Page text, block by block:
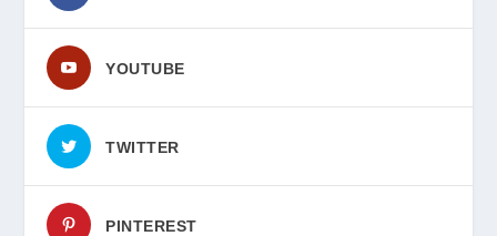
YOUTUBE
TWITTER
PINTEREST